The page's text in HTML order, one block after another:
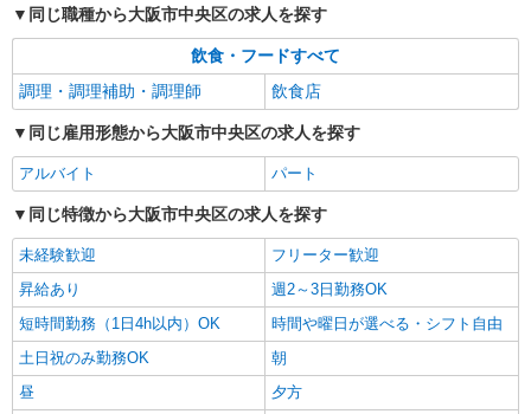
キープ 詳細を見る
同じ職種から大阪市中央区の求人を探す
飲食・フードすべて
調理・調理補助・調理師
飲食店
同じ雇用形態から大阪市中央区の求人を探す
アルバイト パート
同じ特徴から大阪市中央区の求人を探す
未経験歓迎
フリーター歓迎
昇給あり
週2～3日勤務OK
短時間勤務（1日4h以内）OK
時間や曜日が選べる・シフト自由
土日祝のみ勤務OK
朝
昼
夕方